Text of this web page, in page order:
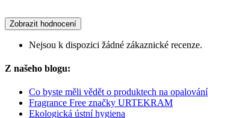
Zobrazit hodnocení
Nejsou k dispozici žádné zákaznické recenze.
Z našeho blogu:
Co byste měli vědět o produktech na opalování
Fragrance Free značky URTEKRAM
Ekologická ústní hygiena